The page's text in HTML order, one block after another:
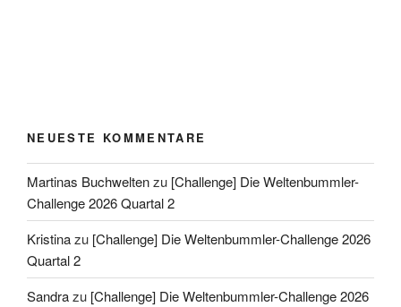
NEUESTE KOMMENTARE
Martinas Buchweltenzu [Challenge] Die Weltenbummler-
Challenge 2026 Quartal 2
Kristinazu [Challenge] Die Weltenbummler-Challenge 2026
Quartal 2
Sandrazu [Challenge] Die Weltenbummler-Challenge 2026